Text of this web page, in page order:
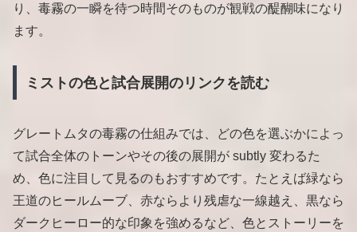
り、毒霧の一瞬を待つ時間そのものが観戦の醍醐味になり
ます。
ミストの色と試合展開のリンクを読む
グレートムタの毒霧の仕組みでは、どの色を選ぶかによっ
て試合全体のトーンやその後の展開が subtly 変わるた
め、色に注目して見るのもおすすめです。たとえば緑なら
王道のヒールムーブ、赤ならより残虐な一線越え、黒なら
ダークヒーロー的な印象を強めるなど、色とストーリーを